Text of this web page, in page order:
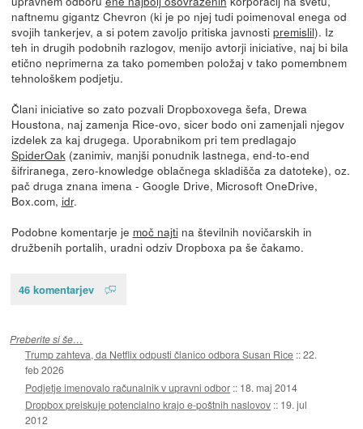
naftnemu gigantz Chevron (ki je po njej tudi poimenoval enega od
svojih tankerjev, a si potem zavoljo pritiska javnosti premislil). Iz
teh in drugih podobnih razlogov, menijo avtorji iniciative, naj bi bila
etično neprimerna za tako pomemben položaj v tako pomembnem
tehnološkem podjetju.
Člani iniciative so zato pozvali Dropboxovega šefa, Drewa
Houstona, naj zamenja Rice-ovo, sicer bodo oni zamenjali njegov
izdelek za kaj drugega. Uporabnikom pri tem predlagajo
SpiderOak (zanimiv, manjši ponudnik lastnega, end-to-end
šifriranega, zero-knowledge oblačnega skladišča za datoteke), oz.
pač druga znana imena - Google Drive, Microsoft OneDrive,
Box.com, idr.
Podobne komentarje je moč najtina številnih novičarskih in
družbenih portalih, uradni odziv Dropboxa pa še čakamo.
46 komentarjev
Preberite si še…
Trump zahteva, da Netflix odpusti članico odbora Susan Rice ::22.
feb 2026
Podjetje imenovalo računalnik v upravni odbor :: 18. maj 2014
Dropbox preiskuje potencialno krajo e-poštnih naslovov :: 19. jul
2012